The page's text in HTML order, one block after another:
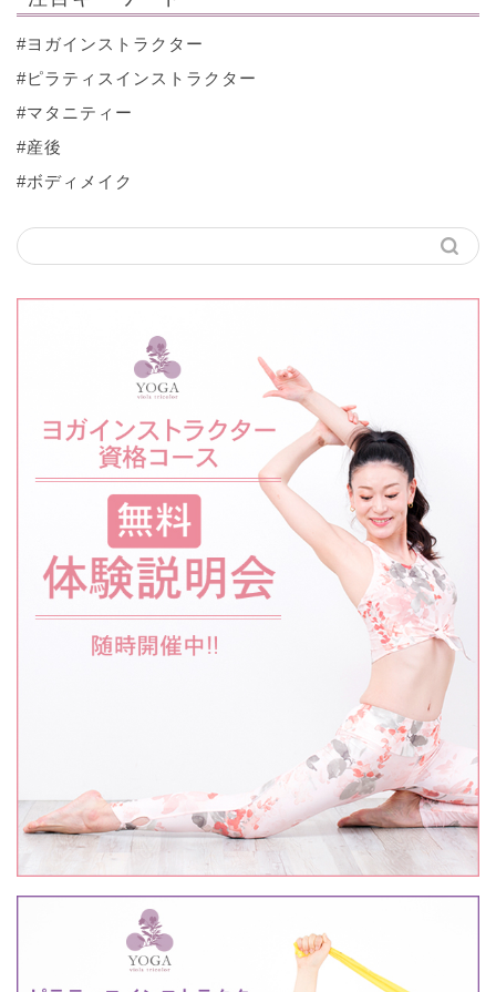
#ヨガインストラクター
#ピラティスインストラクター
#マタニティー
#産後
#ボディメイク